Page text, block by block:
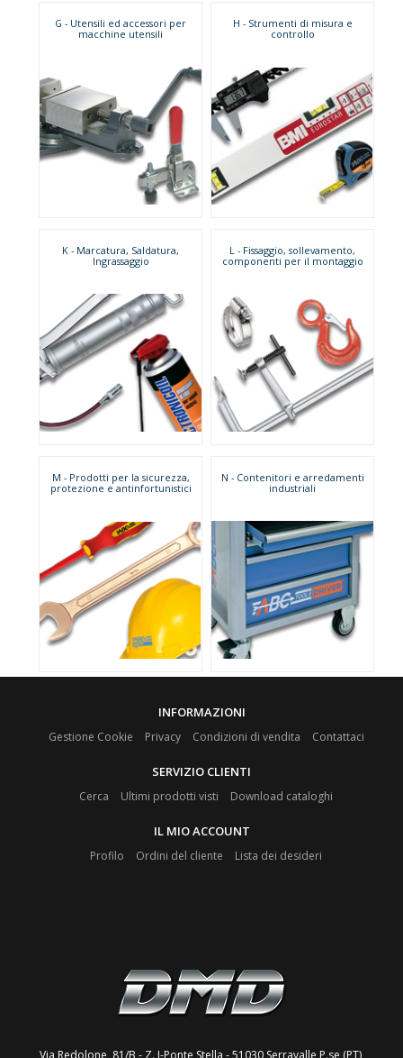
G - Utensili ed accessori per
macchine utensili
H - Strumenti di misura e
controllo
K - Marcatura, Saldatura,
Ingrassaggio
L - Fissaggio, sollevamento,
componenti per il montaggio
M - Prodotti per la sicurezza,
protezione e antinfortunistici
N - Contenitori e arredamenti
industriali
INFORMAZIONI
Gestione Cookie Privacy Condizioni di vendita Contattaci
SERVIZIO CLIENTI
Cerca Ultimi prodotti visti Download cataloghi
IL MIO ACCOUNT
Profilo Ordini del cliente Lista dei desideri
Via Redolone, 81/B - Z. I-Ponte Stella - 51030 Serravalle P.se (PT)